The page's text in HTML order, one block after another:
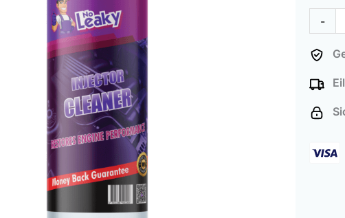
-
Menge